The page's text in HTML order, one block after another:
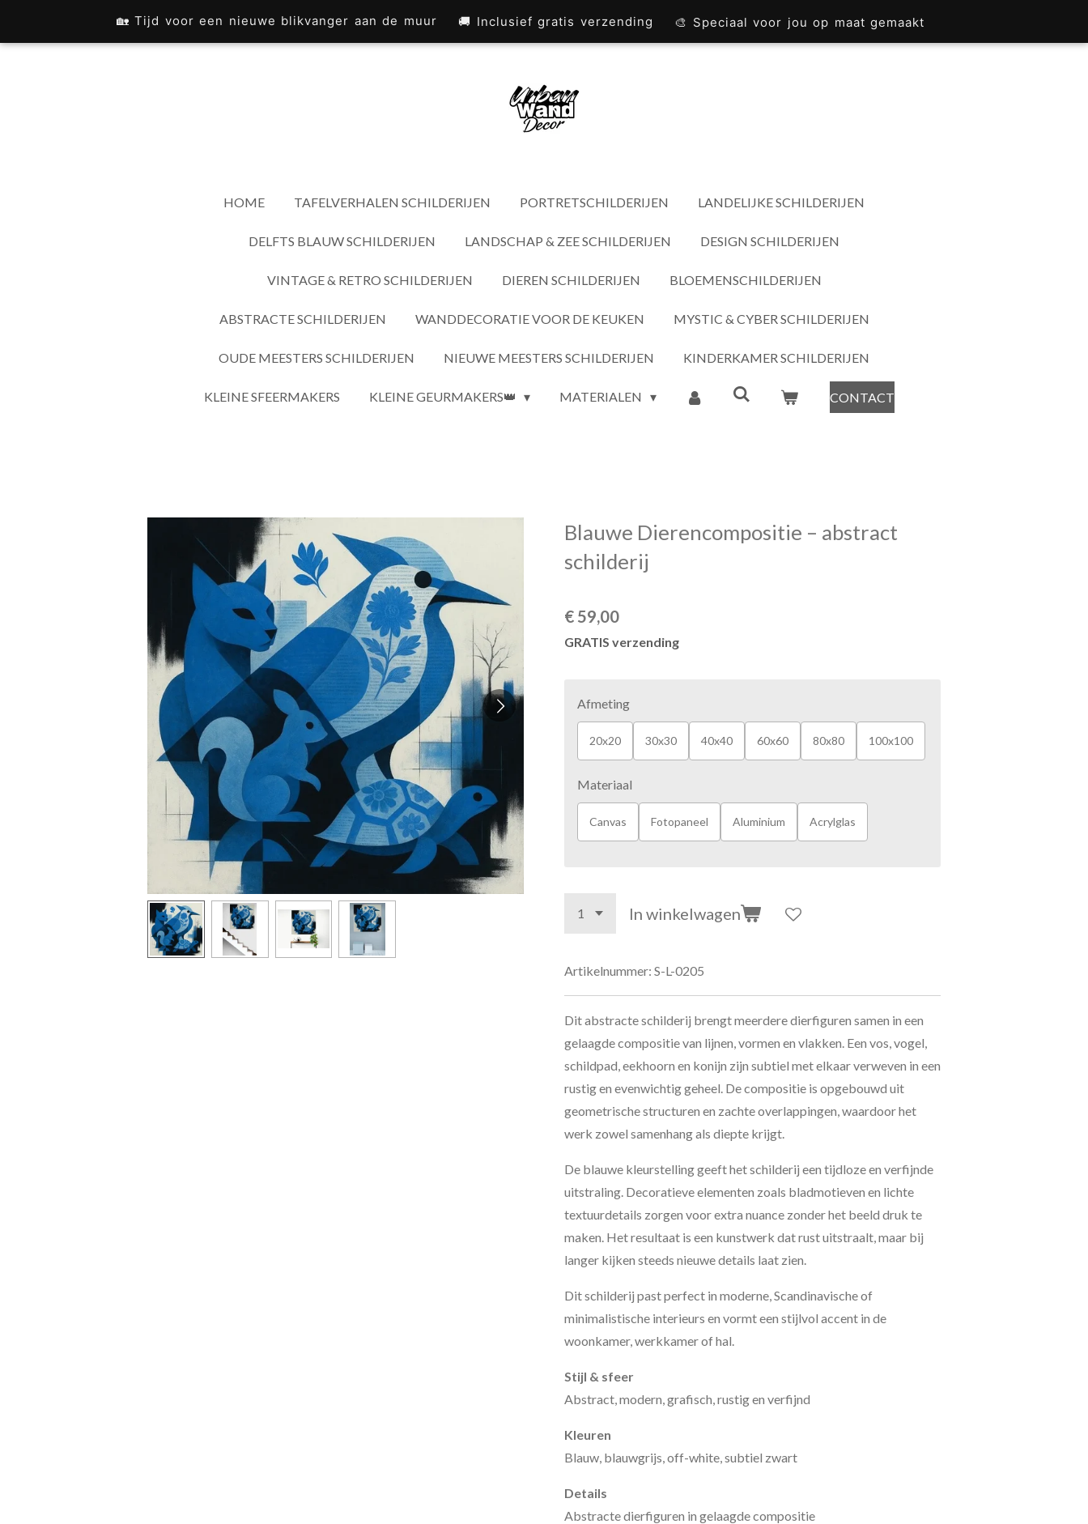
🏡 Tijd voor een nieuwe blikvanger aan de muur 🚚 Inclusief gratis verzending 🎨 Speciaal voor jou op maat gemaakt
direct
HOME TAFELVERHALEN SCHILDERIJEN PORTRETSCHILDERIJEN LANDELIJKE SCHILDERIJEN
DELFTS BLAUW SCHILDERIJEN LANDSCHAP & ZEE SCHILDERIJEN DESIGN SCHILDERIJEN
VINTAGE & RETRO SCHILDERIJEN DIEREN SCHILDERIJEN BLOEMENSCHILDERIJEN
ABSTRACTE SCHILDERIJEN WANDDECORATIE VOOR DE KEUKEN MYSTIC & CYBER SCHILDERIJEN
OUDE MEESTERS SCHILDERIJEN NIEUWE MEESTERS SCHILDERIJEN KINDERKAMER SCHILDERIJEN
KLEINE SFEERMAKERS KLEINE GEURMAKERS👑 MATERIALEN CONTACT
Blauwe Dierencompositie – abstract
schilderij
€ 59,00
GRATIS verzending
Afmeting
20x20 30x30 40x40 60x60 80x80 100x100
Materiaal
Canvas Fotopaneel Aluminium Acrylglas
In winkelwagen
Artikelnummer: S-L-0205
Dit abstracte schilderij brengt meerdere dierfiguren samen in een
gelaagde compositie van lijnen, vormen en vlakken. Een vos, vogel,
schildpad, eekhoorn en konijn zijn subtiel met elkaar verweven in een
rustig en evenwichtig geheel. De compositie is opgebouwd uit
geometrische structuren en zachte overlappingen, waardoor het
werk zowel samenhang als diepte krijgt.
De blauwe kleurstelling geeft het schilderij een tijdloze en verfijnde
uitstraling. Decoratieve elementen zoals bladmotieven en lichte
textuurdetails zorgen voor extra nuance zonder het beeld druk te
maken. Het resultaat is een kunstwerk dat rust uitstraalt, maar bij
langer kijken steeds nieuwe details laat zien.
Dit schilderij past perfect in moderne, Scandinavische of
minimalistische interieurs en vormt een stijlvol accent in de
woonkamer, werkkamer of hal.
Stijl & sfeer
Abstract, modern, grafisch, rustig en verfijnd
Kleuren
Blauw, blauwgrijs, off-white, subtiel zwart
Details
Abstracte dierfiguren in gelaagde compositie